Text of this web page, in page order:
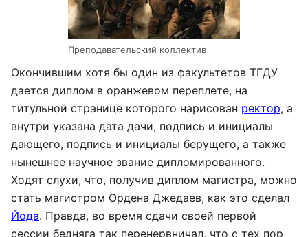
Преподавательский коллектив
Окончившим хотя бы один из факультетов ТГДУ
дается диплом в оранжевом переплете, на
титульной странице которого нарисован ректор, а
внутри указана дата дачи, подпись и инициалы
дающего, подпись и инициалы берущего, а также
нынешнее научное звание дипломированного.
Ходят слухи, что, получив диплом магистра, можно
стать магистром Ордена Джедаев, как это сделал
Йода. Правда, во время сдачи своей первой
сессии бедняга так перенервничал, что с тех пор